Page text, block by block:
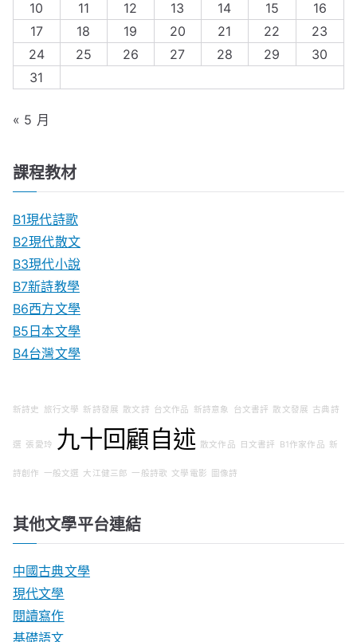
10
11 12 13 14 15
16
17
18 19 20 21 22
23
24
25 26 27 28 29
30
31
« 5 月
課程教材
B1現代詩歌
B2現代散文
B3現代小說
B7新詩教學
B6西方文學
B5日本文學
B4台灣文學
新詩史 旅行文學 新詩發展 散文詩 台文作品 新詩意象 台文書評 散文發展 古典詩
選 張愛玲 九十回顧自述 散文作品 日文書評 B1作家作品 新
詩創作 一般文選 大江健三郎 一般詩歌 文學電影 圖像詩
其他文學平台連結
中國古典文學
現代文學
閱讀寫作
基礎語文